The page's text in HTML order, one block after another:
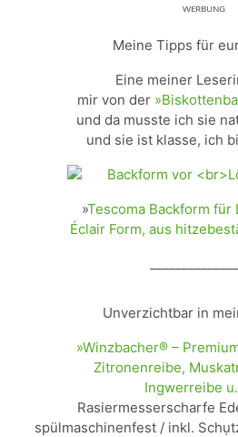
ᵂᴱᴿᴮᵁᴺᴳ
Meine Tipps für
Eine meiner
mir von der
und da musste ich sie
und sie ist klasse, ich
»Tescoma Backform für
Éclair Form, aus
Unverzichtbar in
»Winzbacher® –
Zitronenreibe,
Ingwerreibe
Rasiermesserscharfe
spülmaschinenfest / inkl.